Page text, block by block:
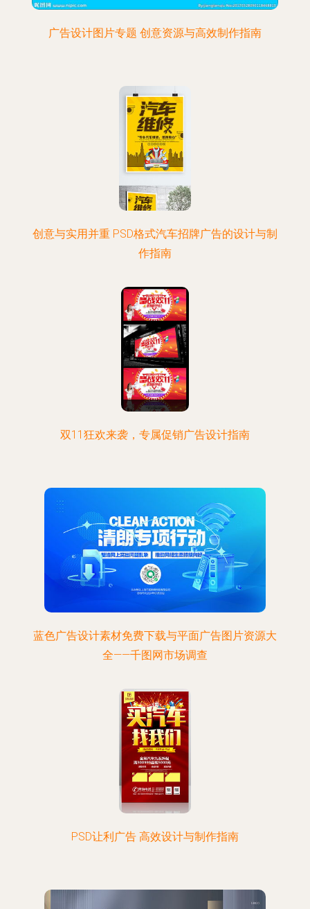
广告设计图片专题 创意资源与高效制作指南
创意与实用并重 PSD格式汽车招牌广告的设计与制
作指南
双11狂欢来袭，专属促销广告设计指南
蓝色广告设计素材免费下载与平面广告图片资源大
全——千图网市场调查
PSD让利广告 高效设计与制作指南